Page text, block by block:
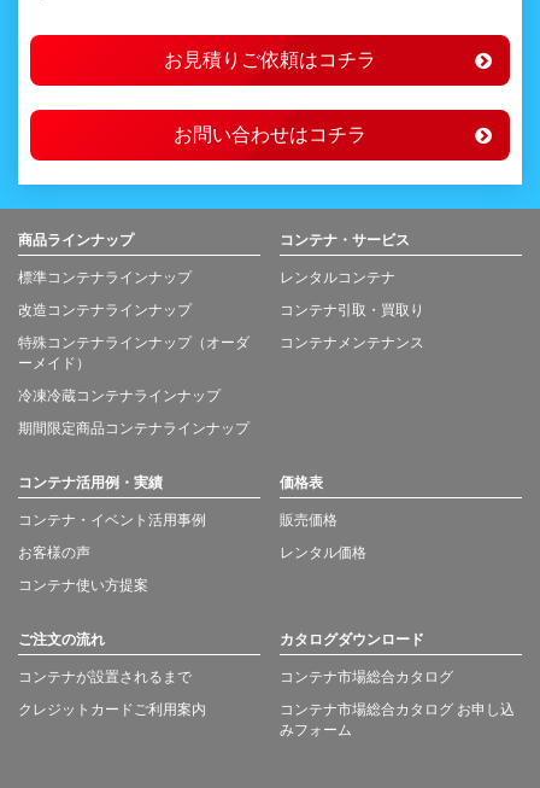
お見積りご依頼はコチラ
お問い合わせはコチラ
商品ラインナップ
標準コンテナラインナップ
改造コンテナラインナップ
特殊コンテナラインナップ（オーダ
ーメイド）
冷凍冷蔵コンテナラインナップ
期間限定商品コンテナラインナップ
コンテナ・サービス
レンタルコンテナ
コンテナ引取・買取り
コンテナメンテナンス
コンテナ活用例・実績
コンテナ・イベント活用事例
お客様の声
コンテナ使い方提案
価格表
販売価格
レンタル価格
ご注文の流れ
コンテナが設置されるまで
クレジットカードご利用案内
カタログダウンロード
コンテナ市場総合カタログ
コンテナ市場総合カタログ お申し込
みフォーム